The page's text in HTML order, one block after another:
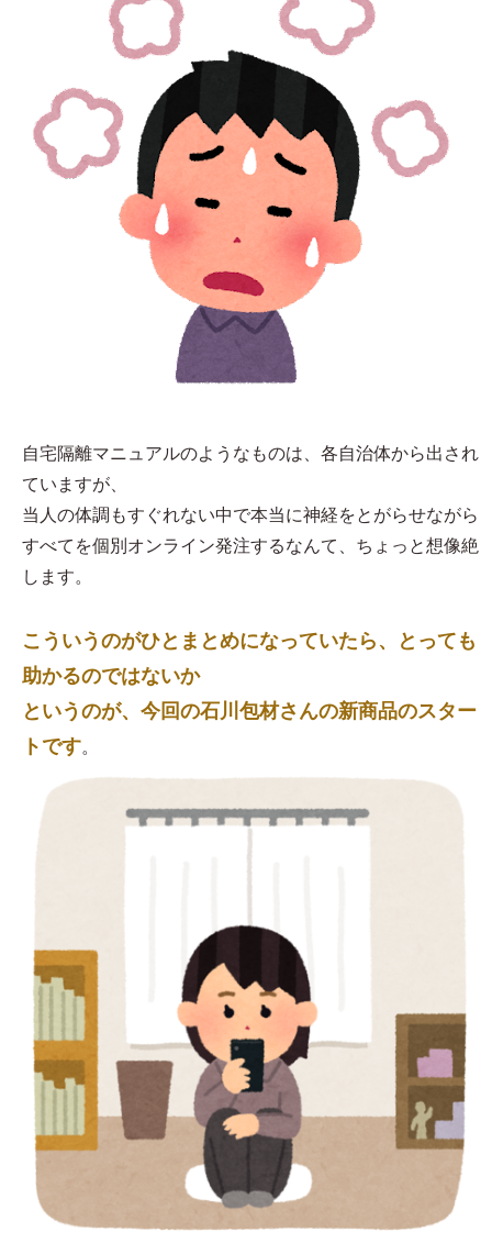
自宅隔離マニュアルのようなものは、各自治体から出され
ていますが、
当人の体調もすぐれない中で本当に神経をとがらせながら
すべてを個別オンライン発注するなんて、ちょっと想像絶
します。
こういうのがひとまとめになっていたら、とっても
助かるのではないか
というのが、今回の石川包材さんの新商品のスター
トです。